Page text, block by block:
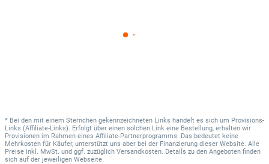
* Bei den mit einem Sternchen gekennzeichneten Links handelt es sich um Provisions-
Links (Affiliate-Links). Erfolgt über einen solchen Link eine Bestellung, erhalten wir
Provisionen im Rahmen eines Affiliate-Partnerprogramms. Das bedeutet keine
Mehrkosten für Käufer, unterstützt uns aber bei der Finanzierung dieser Website. Alle
Preise inkl. MwSt. und ggf. zuzüglich Versandkosten. Details zu den Angeboten finden
sich auf der jeweiligen Webseite.